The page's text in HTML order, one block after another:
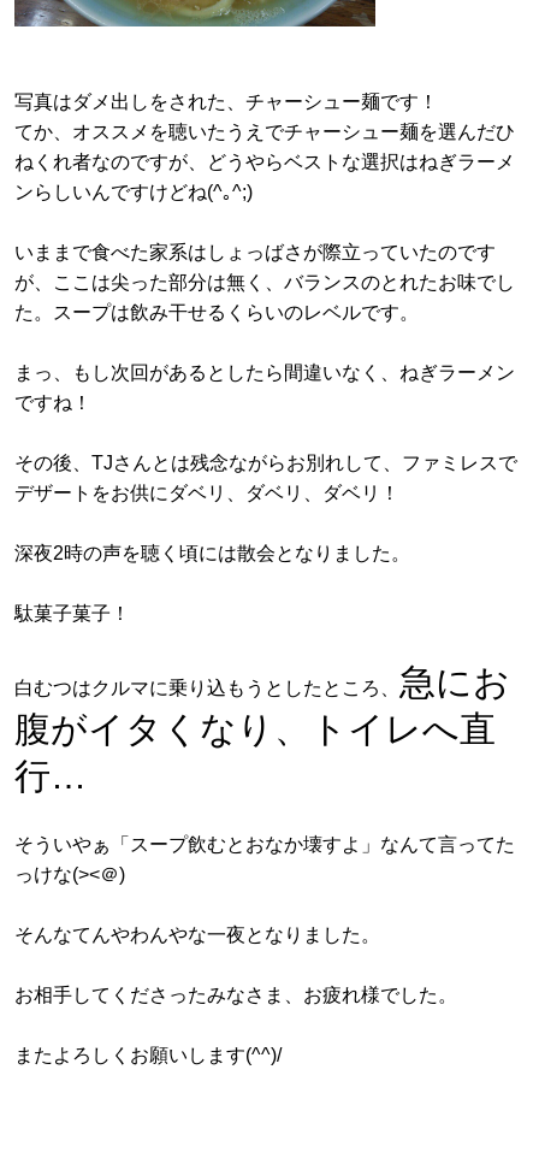
写真はダメ出しをされた、チャーシュー麺です！
てか、オススメを聴いたうえでチャーシュー麺を選んだひ
ねくれ者なのですが、どうやらベストな選択はねぎラーメ
ンらしいんですけどね(^｡^;)
いままで食べた家系はしょっばさが際立っていたのです
が、ここは尖った部分は無く、バランスのとれたお味でし
た。スープは飲み干せるくらいのレベルです。
まっ、もし次回があるとしたら間違いなく、ねぎラーメン
ですね！
その後、TJさんとは残念ながらお別れして、ファミレスで
デザートをお供にダベリ、ダベリ、ダベリ！
深夜2時の声を聴く頃には散会となりました。
駄菓子菓子！
白むつはクルマに乗り込もうとしたところ、 急にお
腹がイタくなり、トイレへ直
行…
そういやぁ「スープ飲むとおなか壊すよ」なんて言ってた
っけな(><＠)
そんなてんやわんやな一夜となりました。
お相手してくださったみなさま、お疲れ様でした。
またよろしくお願いします(^^)/